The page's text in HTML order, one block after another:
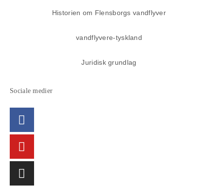
Historien om Flensborgs vandflyver
vandflyvere-tyskland
Juridisk grundlag
Sociale medier